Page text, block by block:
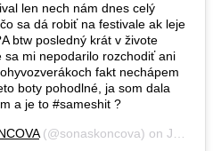
len nech nám dnes celý
sa dá robiť na festivale ak leje
btw posledný krát v živote
mi nepodarilo rozchodiť ani
fakt nechápem
boty pohodlné, ja som dala
a je to #sameshit ?
(@sonaskoncova) on Jul 12, 2019 at 12:01am PDT